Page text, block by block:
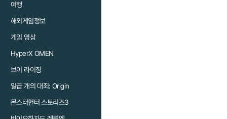
여행
해외게임정보
게임 영상
HyperX OMEN
브이 라이징
일곱 개의 대죄: Origin
몬스터헌터 스토리즈3